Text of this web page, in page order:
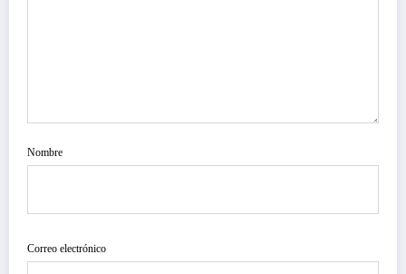
Nombre
Correo electrónico